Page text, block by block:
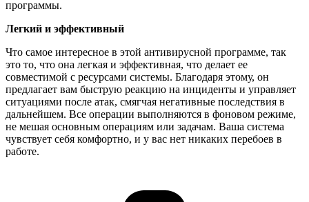
программы.
Легкий и эффективный
Что самое интересное в этой антивирусной программе, так
это то, что она легкая и эффективная, что делает ее
совместимой с ресурсами системы. Благодаря этому, он
предлагает вам быструю реакцию на инциденты и управляет
ситуациями после атак, смягчая негативные последствия в
дальнейшем. Все операции выполняются в фоновом режиме,
не мешая основным операциям или задачам. Ваша система
чувствует себя комфортно, и у вас нет никаких перебоев в
работе.